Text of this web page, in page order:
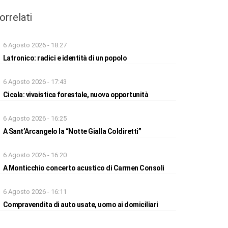
6 Agosto 2026 - 18:27
Latronico: radici e identità di un popolo
6 Agosto 2026 - 17:43
Cicala: vivaistica forestale, nuova opportunità
6 Agosto 2026 - 16:25
A Sant’Arcangelo la “Notte Gialla Coldiretti”
6 Agosto 2026 - 16:20
A Monticchio concerto acustico di Carmen Consoli
6 Agosto 2026 - 16:11
Compravendita di auto usate, uomo ai domiciliari